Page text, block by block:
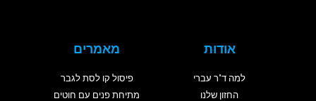
אודות
למה ד"ר עברי
החזון שלנו
מאמרים
פיסול קו לסת לגבר
מתיחת פנים עם חוטים